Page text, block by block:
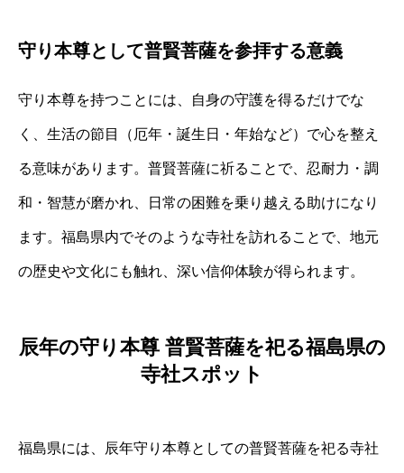
守り本尊として普賢菩薩を参拝する意義
守り本尊を持つことには、自身の守護を得るだけでな
く、生活の節目（厄年・誕生日・年始など）で心を整え
る意味があります。普賢菩薩に祈ることで、忍耐力・調
和・智慧が磨かれ、日常の困難を乗り越える助けになり
ます。福島県内でそのような寺社を訪れることで、地元
の歴史や文化にも触れ、深い信仰体験が得られます。
辰年の守り本尊 普賢菩薩を祀る福島県の
寺社スポット
福島県には、辰年守り本尊としての普賢菩薩を祀る寺社